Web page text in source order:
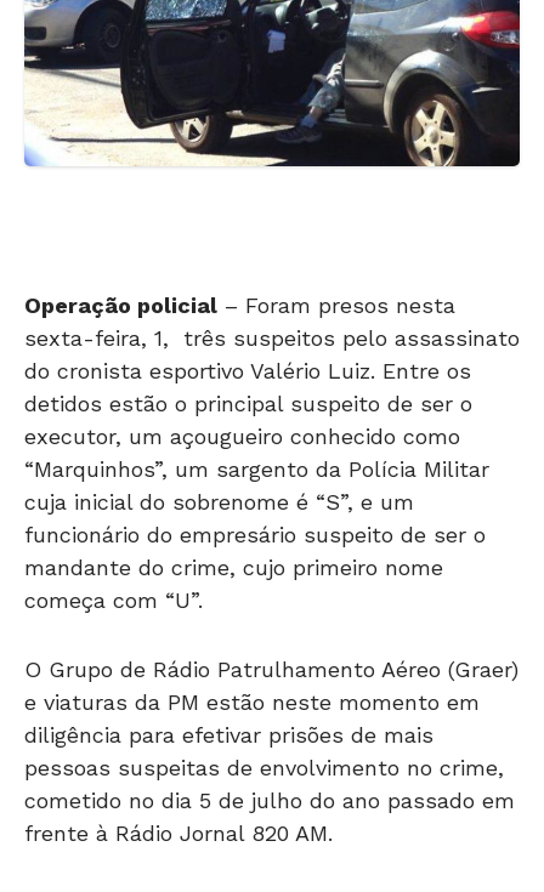
sexta-feira, 1, três suspeitos pelo assassinato
do cronista esportivo Valério Luiz. Entre os
detidos estão o principal suspeito de ser o
executor, um açougueiro conhecido como
“Marquinhos”, um sargento da Polícia Militar
cuja inicial do sobrenome é “S”, e um
funcionário do empresário suspeito de ser o
mandante do crime, cujo primeiro nome
começa com “U”.
e viaturas da PM estão neste momento em
diligência para efetivar prisões de mais
pessoas suspeitas de envolvimento no crime,
cometido no dia 5 de julho do ano passado em
frente à Rádio Jornal 820 AM.